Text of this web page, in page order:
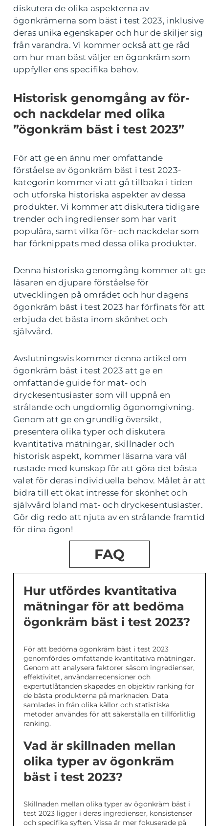
diskutera de olika aspekterna av
ögonkrämerna som bäst i test 2023, inklusive
deras unika egenskaper och hur de skiljer sig
från varandra. Vi kommer också att ge råd
om hur man bäst väljer en ögonkräm som
uppfyller ens specifika behov.
Historisk genomgång av för-
och nackdelar med olika
”ögonkräm bäst i test 2023”
För att ge en ännu mer omfattande
förståelse av ögonkräm bäst i test 2023-
kategorin kommer vi att gå tillbaka i tiden
och utforska historiska aspekter av dessa
produkter. Vi kommer att diskutera tidigare
trender och ingredienser som har varit
populära, samt vilka för- och nackdelar som
har förknippats med dessa olika produkter.
Denna historiska genomgång kommer att ge
läsaren en djupare förståelse för
utvecklingen på området och hur dagens
ögonkräm bäst i test 2023 har förfinats för att
erbjuda det bästa inom skönhet och
självvård.
Avslutningsvis kommer denna artikel om
ögonkräm bäst i test 2023 att ge en
omfattande guide för mat- och
dryckesentusiaster som vill uppnå en
strålande och ungdomlig ögonomgivning.
Genom att ge en grundlig översikt,
presentera olika typer och diskutera
kvantitativa mätningar, skillnader och
historisk aspekt, kommer läsarna vara väl
rustade med kunskap för att göra det bästa
valet för deras individuella behov. Målet är att
bidra till ett ökat intresse för skönhet och
självvård bland mat- och dryckesentusiaster.
Gör dig redo att njuta av en strålande framtid
för dina ögon!
FAQ
Hur utfördes kvantitativa
mätningar för att bedöma
ögonkräm bäst i test 2023?
För att bedöma ögonkräm bäst i test 2023
genomfördes omfattande kvantitativa mätningar.
Genom att analysera faktorer såsom ingredienser,
effektivitet, användarrecensioner och
expertutlåtanden skapades en objektiv ranking för
de bästa produkterna på marknaden. Data
samlades in från olika källor och statistiska
metoder användes för att säkerställa en tillförlitlig
ranking.
Vad är skillnaden mellan
olika typer av ögonkräm
bäst i test 2023?
Skillnaden mellan olika typer av ögonkräm bäst i
test 2023 ligger i deras ingredienser, konsistenser
och specifika syften. Vissa är mer fokuserade på